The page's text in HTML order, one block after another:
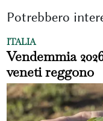
Potrebbero
ITALIA
Vendemmia
veneti reggono